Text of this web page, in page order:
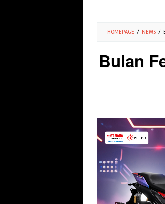
HOMEPAGE / NEWS /
Bulan